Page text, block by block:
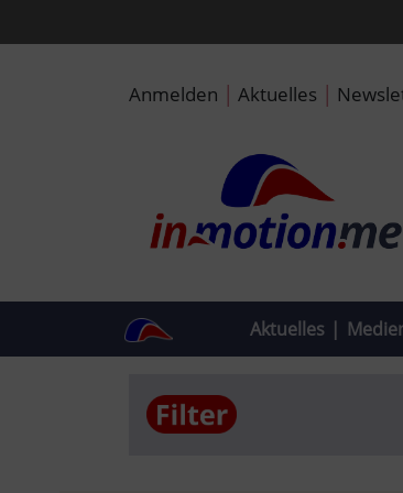
Anmelden | Aktuelles |
Aktuelles |